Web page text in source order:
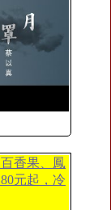
香果、鳳
元起，冷